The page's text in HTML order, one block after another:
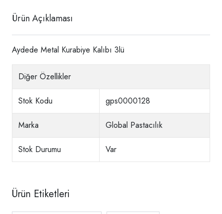
Ürün Açıklaması
Aydede Metal Kurabiye Kalıbı 3lü
Diğer Özellikler
Stok Kodu gps0000128
Marka Global Pastacılık
Stok Durumu Var
Ürün Etiketleri